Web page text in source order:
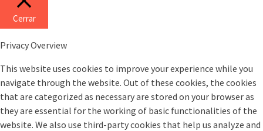
Cerrar
Privacy Overview
This website uses cookies to improve your experience while you
navigate through the website. Out of these cookies, the cookies
that are categorized as necessary are stored on your browser as
they are essential for the working of basic functionalities of the
website. We also use third-party cookies that help us analyze and